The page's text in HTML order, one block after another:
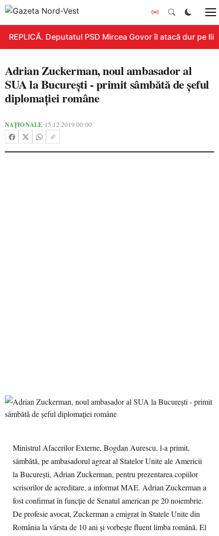
REPLICĂ. Deputatul PSD Mircea Govor îl atacă dur pe
Adrian Zuckerman, noul ambasador al
SUA la Bucureşti - primit sâmbătă de şeful
diplomaţiei române
NAȚIONALE•15.12.2019 00:00
Ministrul Afacerilor Externe, Bogdan Aurescu, l-a primit,
sâmbătă, pe ambasadorul agreat al Statelor Unite ale Americii
la Bucureşti, Adrian Zuckerman, pentru prezentarea copiilor
scrisorilor de acreditare, a informat MAE. Adrian Zuckerman a
fost confirmat în funcţie de Senatul american pe 20 noiembrie.
De profesie avocat, Zuckerman a emigrat în Statele Unite din
România la vârsta de 10 ani şi vorbeşte fluent limba română. El